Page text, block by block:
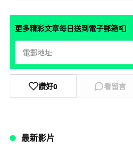
更多精彩文章每日送到電子郵箱📮
讚好0 看留言
最新影片